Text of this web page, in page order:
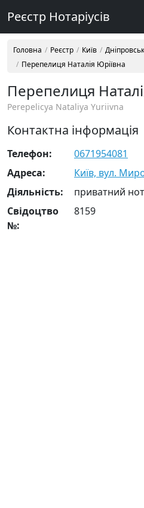
Реєстр Нотаріусів
Головна Реєстр Київ
Перепелиця Наталія Юріївна
Перепелиця
Perepelicya Nataliya Yuriivna
Контактна інформація
Телефон:
0671954081
Адреса:
Київ, вул.
Діяльність:
приватний
Свідоцтво
№:
8159